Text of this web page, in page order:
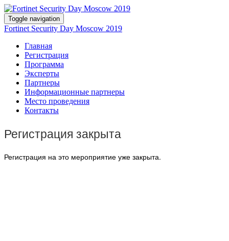
Toggle navigation
Fortinet Security Day Moscow 2019
Главная
Регистрация
Программа
Эксперты
Партнеры
Информационные партнеры
Место проведения
Контакты
Регистрация закрыта
Регистрация на это мероприятие уже закрыта.